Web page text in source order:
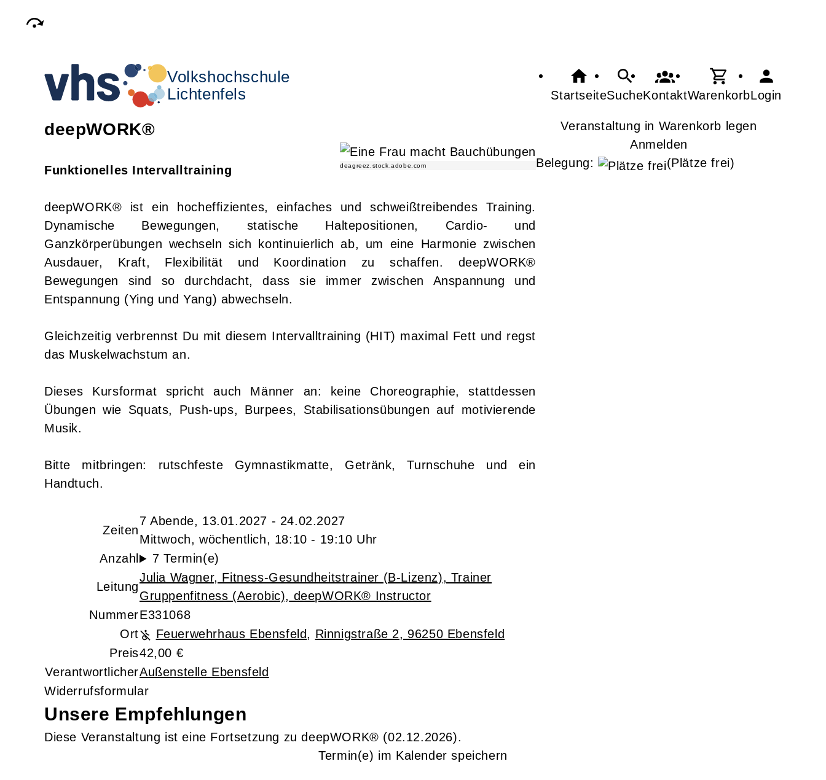
Volkshochschule
Lichtenfels
StartseiteSucheKontaktWarenkorbLogin
deepWORK®
deagreez.stock.adobe.com
Funktionelles Intervalltraining
deepWORK® ist ein hocheffizientes, einfaches und schweißtreibendes Training.
Dynamische Bewegungen, statische Haltepositionen, Cardio- und
Ganzkörperübungen wechseln sich kontinuierlich ab, um eine Harmonie zwischen
Ausdauer, Kraft, Flexibilität und Koordination zu schaffen. deepWORK®
Bewegungen sind so durchdacht, dass sie immer zwischen Anspannung und
Entspannung (Ying und Yang) abwechseln.
Gleichzeitig verbrennst Du mit diesem Intervalltraining (HIT) maximal Fett und regst
das Muskelwachstum an.
Dieses Kursformat spricht auch Männer an: keine Choreographie, stattdessen
Übungen wie Squats, Push-ups, Burpees, Stabilisationsübungen auf motivierende
Musik.
Bitte mitbringen: rutschfeste Gymnastikmatte, Getränk, Turnschuhe und ein
Handtuch.
Zeiten
7 Abende, 13.01.2027 - 24.02.2027
Mittwoch, wöchentlich, 18:10 - 19:10 Uhr
Anzahl
7 Termin(e)
Leitung
Julia Wagner, Fitness-Gesundheitstrainer (B-Lizenz), Trainer
Gruppenfitness (Aerobic), deepWORK® Instructor
NummerE331068
Ort
Feuerwehrhaus Ebensfeld, Rinnigstraße 2, 96250 Ebensfeld
Preis42,00 €
VerantwortlicherAußenstelle Ebensfeld
Widerrufsformular
Veranstaltung in Warenkorb legen
Anmelden
Belegung:
(Plätze frei)
Unsere Empfehlungen
Diese Veranstaltung ist eine Fortsetzung zudeepWORK® (02.12.2026).
Termin(e) im Kalender speichern